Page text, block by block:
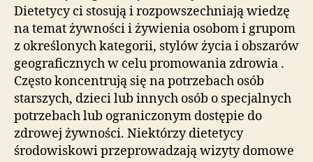
Dietetycy ci stosują i rozpowszechniają wiedzę
na temat żywności i żywienia osobom i grupom
z określonych kategorii, stylów życia i obszarów
geograficznych w celu promowania zdrowia .
Często koncentrują się na potrzebach osób
starszych, dzieci lub innych osób o specjalnych
potrzebach lub ograniczonym dostępie do
zdrowej żywności. Niektórzy dietetycy
środowiskowi przeprowadzają wizyty domowe